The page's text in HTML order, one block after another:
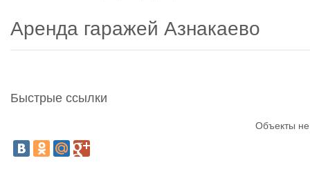
Аренда гаражей Азнакаево
Быстрые ссылки
Объекты